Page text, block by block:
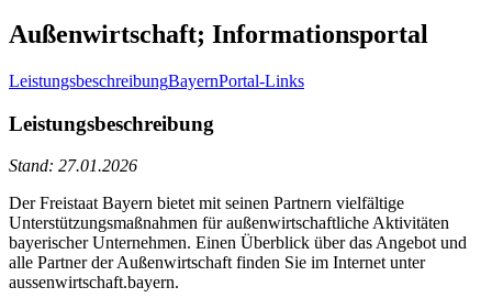
Außenwirtschaft; Informationsportal
LeistungsbeschreibungBayernPortal-Links
Leistungsbeschreibung
Stand: 27.01.2026
Der Freistaat Bayern bietet mit seinen Partnern vielfältige
Unterstützungsmaßnahmen für außenwirtschaftliche Aktivitäten
bayerischer Unternehmen. Einen Überblick über das Angebot und
alle Partner der Außenwirtschaft finden Sie im Internet unter
aussenwirtschaft.bayern.